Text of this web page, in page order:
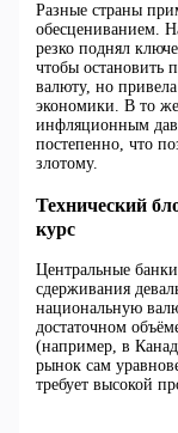
Разные страны
обесцениванием.
резко поднял
чтобы остановить
валюту, но
экономики. В то
инфляционным
постепенно, что
злотому.
Технический
курс
Центральные
сдерживания
национальную
достаточном
(например, в
рынок сам
требует высокой